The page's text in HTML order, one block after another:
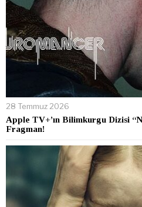
28 Temmuz 2026
Apple TV+’ın Bilimkurgu Dizisi
Fragman!